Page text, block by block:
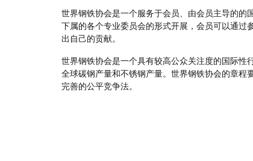
世界钢铁协会是一个服务于会员、由会员主导的的
下属的各个专业委员会的形式开展，会员可以通过
出自己的贡献。
世界钢铁协会是一个具有较高公众关注度的国际性
全球碳钢产量和不锈钢产量。世界钢铁协会的章程
完善的公平竞争法。